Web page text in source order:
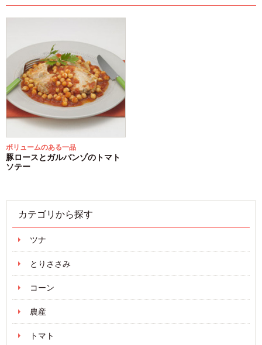
ボリュームのある一品
豚ロースとガルバンゾのトマト
ソテー
カテゴリから探す
ツナ
とりささみ
コーン
農産
トマト